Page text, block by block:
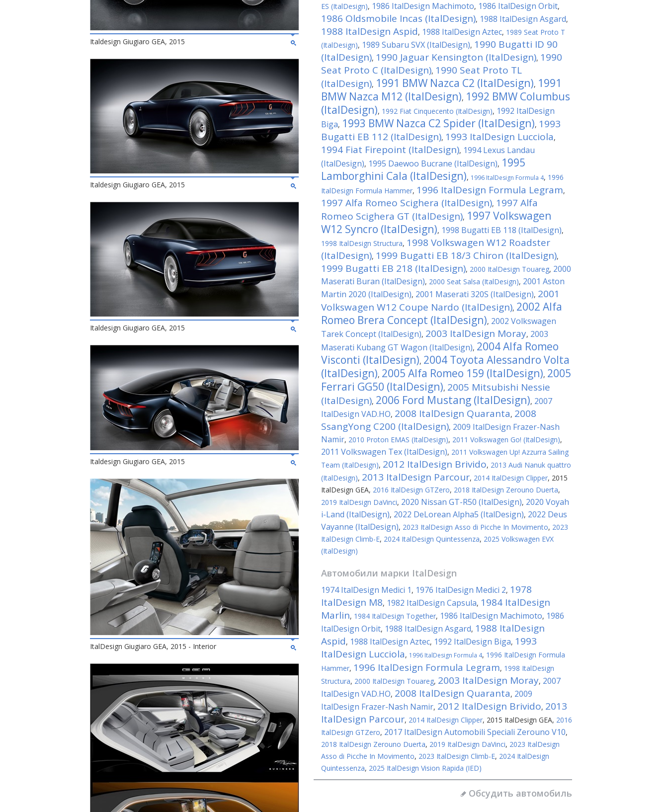
Italdesign Giugiaro GEA, 2015
Italdesign Giugiaro GEA, 2015
Italdesign Giugiaro GEA, 2015
Italdesign Giugiaro GEA, 2015
ItalDesign Giugiaro GEA, 2015 - Interior
ES (ItalDesign), 1986 ItalDesign Machimoto, 1986 ItalDesign Orbit,
1986 Oldsmobile Incas (ItalDesign), 1988 ItalDesign Asgard,
1988 ItalDesign Aspid, 1988 ItalDesign Aztec, 1989 Seat Proto T
(ItalDesign), 1989 Subaru SVX (ItalDesign), 1990 Bugatti ID 90
(ItalDesign), 1990 Jaguar Kensington (ItalDesign), 1990
Seat Proto C (ItalDesign), 1990 Seat Proto TL
(ItalDesign), 1991 BMW Nazca C2 (ItalDesign), 1991
BMW Nazca M12 (ItalDesign), 1992 BMW Columbus
(ItalDesign), 1992 Fiat Cinquecento (ItalDesign), 1992 ItalDesign
Biga, 1993 BMW Nazca C2 Spider (ItalDesign), 1993
Bugatti EB 112 (ItalDesign), 1993 ItalDesign Lucciola,
1994 Fiat Firepoint (ItalDesign), 1994 Lexus Landau
(ItalDesign), 1995 Daewoo Bucrane (ItalDesign), 1995
Lamborghini Cala (ItalDesign), 1996 ItalDesign Formula 4, 1996
ItalDesign Formula Hammer, 1996 ItalDesign Formula Legram,
1997 Alfa Romeo Scighera (ItalDesign), 1997 Alfa
Romeo Scighera GT (ItalDesign), 1997 Volkswagen
W12 Syncro (ItalDesign), 1998 Bugatti EB 118 (ItalDesign),
1998 ItalDesign Structura, 1998 Volkswagen W12 Roadster
(ItalDesign), 1999 Bugatti EB 18/3 Chiron (ItalDesign),
1999 Bugatti EB 218 (ItalDesign), 2000 ItalDesign Touareg, 2000
Maserati Buran (ItalDesign), 2000 Seat Salsa (ItalDesign), 2001 Aston
Martin 2020 (ItalDesign), 2001 Maserati 320S (ItalDesign), 2001
Volkswagen W12 Coupe Nardo (ItalDesign), 2002 Alfa
Romeo Brera Concept (ItalDesign), 2002 Volkswagen
Tarek Concept (ItalDesign), 2003 ItalDesign Moray, 2003
Maserati Kubang GT Wagon (ItalDesign), 2004 Alfa Romeo
Visconti (ItalDesign), 2004 Toyota Alessandro Volta
(ItalDesign), 2005 Alfa Romeo 159 (ItalDesign), 2005
Ferrari GG50 (ItalDesign), 2005 Mitsubishi Nessie
(ItalDesign), 2006 Ford Mustang (ItalDesign), 2007
ItalDesign VAD.HO, 2008 ItalDesign Quaranta, 2008
SsangYong C200 (ItalDesign), 2009 ItalDesign Frazer-Nash
Namir, 2010 Proton EMAS (ItalDesign), 2011 Volkswagen Gо! (ItalDesign),
2011 Volkswagen Tex (ItalDesign), 2011 Volkswagen Up! Azzurra Sailing
Team (ItalDesign), 2012 ItalDesign Brivido, 2013 Audi Nanuk quattro
(ItalDesign), 2013 ItalDesign Parcour, 2014 ItalDesign Clipper, 2015
ItalDesign GEA, 2016 ItalDesign GTZero, 2018 ItalDesign Zerouno Duerta,
2019 ItalDesign DaVinci, 2020 Nissan GT-R50 (ItalDesign), 2020 Voyah
i-Land (ItalDesign), 2022 DeLorean Alpha5 (ItalDesign), 2022 Deus
Vayanne (ItalDesign), 2023 ItalDesign Asso di Picche In Movimento, 2023
ItalDesign Climb-E, 2024 ItalDesign Quintessenza, 2025 Volkswagen EVX
(ItalDesign)
Автомобили марки ItalDesign
1974 ItalDesign Medici 1 , 1976 ItalDesign Medici 2, 1978
ItalDesign M8, 1982 ItalDesign Capsula, 1984 ItalDesign
Marlin, 1984 ItalDesign Together, 1986 ItalDesign Machimoto, 1986
ItalDesign Orbit, 1988 ItalDesign Asgard, 1988 ItalDesign
Aspid, 1988 ItalDesign Aztec, 1992 ItalDesign Biga, 1993
ItalDesign Lucciola, 1996 ItalDesign Formula 4, 1996 ItalDesign Formula
Hammer, 1996 ItalDesign Formula Legram, 1998 ItalDesign
Structura, 2000 ItalDesign Touareg, 2003 ItalDesign Moray, 2007
ItalDesign VAD.HO, 2008 ItalDesign Quaranta, 2009
ItalDesign Frazer-Nash Namir, 2012 ItalDesign Brivido, 2013
ItalDesign Parcour, 2014 ItalDesign Clipper, 2015 ItalDesign GEA, 2016
ItalDesign GTZero, 2017 ItalDesign Automobili Speciali Zerouno V10,
2018 ItalDesign Zerouno Duerta, 2019 ItalDesign DaVinci, 2023 ItalDesign
Asso di Picche In Movimento, 2023 ItalDesign Climb-E, 2024 ItalDesign
Quintessenza, 2025 ItalDesign Vision Rapida (IED)
Обсудить автомобиль